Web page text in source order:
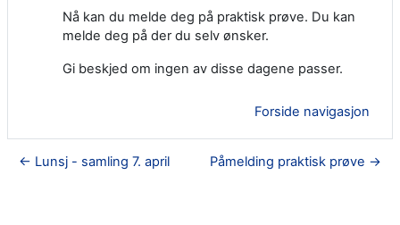
Nå kan du melde deg på praktisk prøve. Du kan
melde deg på der du selv ønsker.
Gi beskjed om ingen av disse dagene passer.
Forside navigasjon
← Lunsj - samling 7. april Påmelding praktisk prøve →